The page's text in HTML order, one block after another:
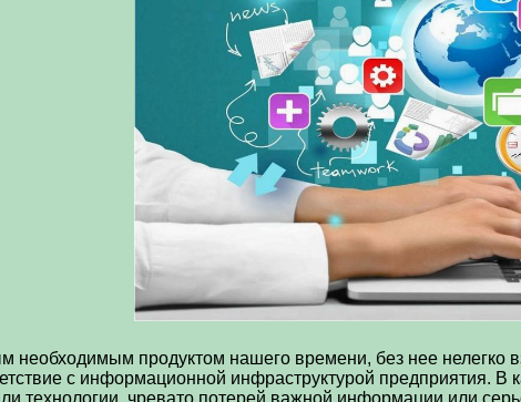
необходимым продуктом нашего времени, без нее нелегко
с информационной инфраструктурой предприятия. В
технологии, чревато потерей важной информации или